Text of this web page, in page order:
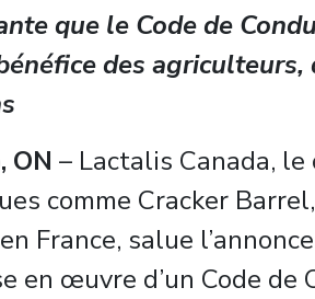
que le Code de
des
ON – Lactalis Canada,
comme Cracker
France, salue
en œuvre d’un Code de